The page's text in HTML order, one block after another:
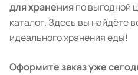
для храненияпо выгодной
каталог. Здесь вы найдёте
идеального хранения еды!
Оформите заказ уже